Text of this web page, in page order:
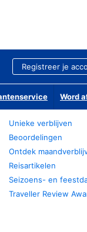
Registreer je
Word
Unieke verblijven
Beoordelingen
Ontdek
Reisartikelen
Seizoens- en
Traveller Review